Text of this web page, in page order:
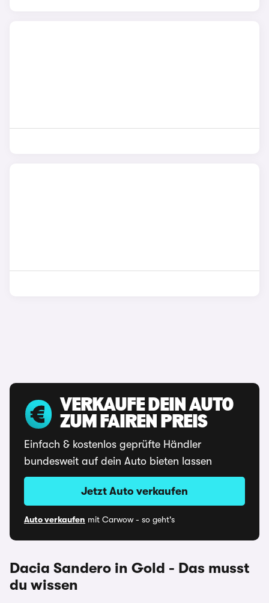
VERKAUFE DEIN AUTO
ZUM FAIREN PREIS
Einfach & kostenlos geprüfte Händler
bundesweit auf dein Auto bieten lassen
Jetzt Auto verkaufen
Auto verkaufen mit Carwow - so geht's
Dacia Sandero in Gold - Das musst
du wissen